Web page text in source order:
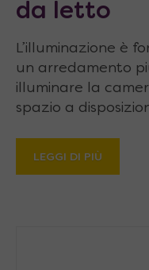
da letto
L’illuminazione è
un arredamento
illuminare la
spazio a
LEGGI DI PIÙ